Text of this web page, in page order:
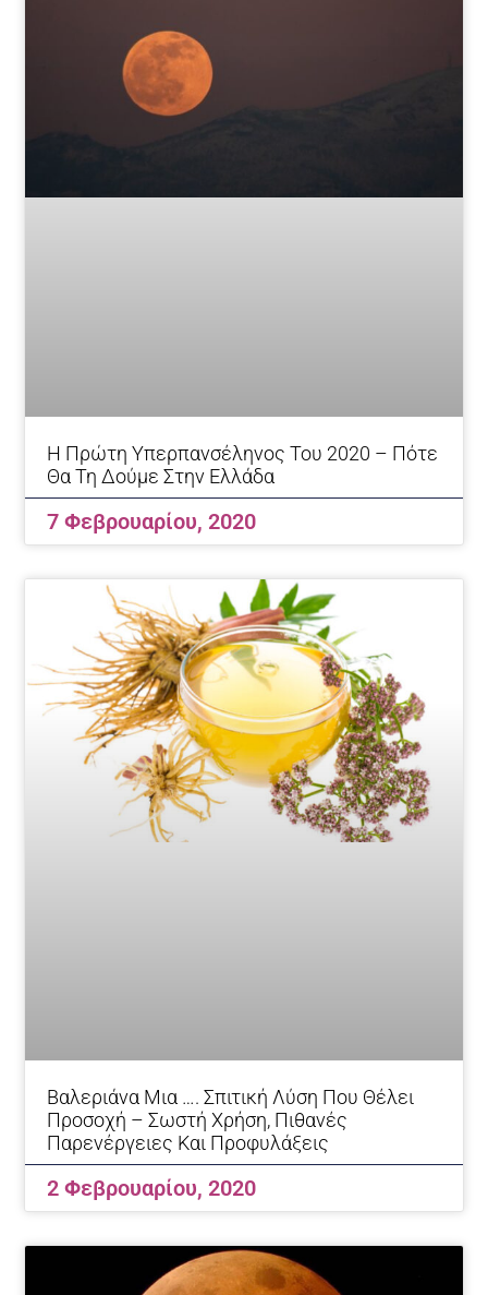
Η Πρώτη Υπερπανσέληνος Του 2020 – Πότε
Θα Τη Δούμε Στην Ελλάδα
7 Φεβρουαρίου, 2020
Βαλεριάνα Μια …. Σπιτική Λύση Που Θέλει
Προσοχή – Σωστή Χρήση, Πιθανές
Παρενέργειες Και Προφυλάξεις
2 Φεβρουαρίου, 2020